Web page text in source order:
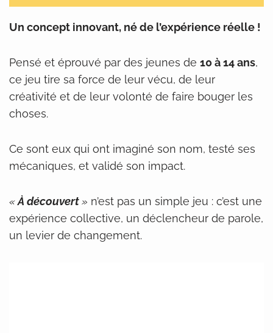
Un concept innovant, né de l’expérience réelle !
Pensé et éprouvé par des jeunes de 10 à 14 ans,
ce jeu tire sa force de leur vécu, de leur
créativité et de leur volonté de faire bouger les
choses.
Ce sont eux qui ont imaginé son nom, testé ses
mécaniques, et validé son impact.
«À découvert» n’est pas un simple jeu : c’est une
expérience collective, un déclencheur de parole,
un levier de changement.